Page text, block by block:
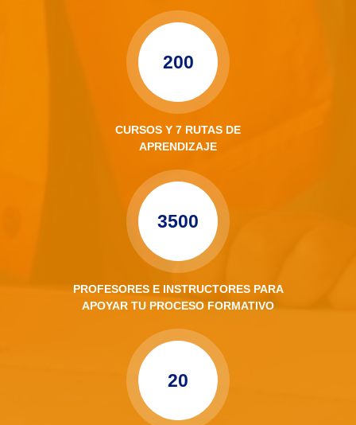
200
CURSOS Y 7 RUTAS DE
APRENDIZAJE
3500
PROFESORES E INSTRUCTORES PARA
APOYAR TU PROCESO FORMATIVO
20